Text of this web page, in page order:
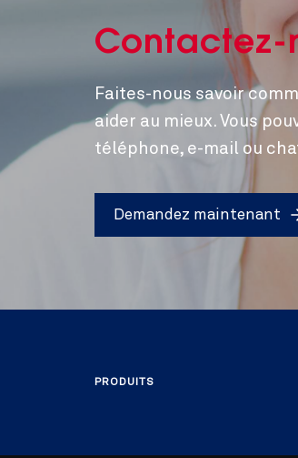
Contactez-
Faites-nous savoir
aider au mieux. Vous
téléphone, e-mail ou
Demandez maintenant
PRODUITS